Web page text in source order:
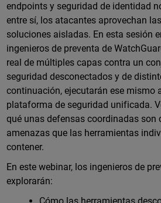
endpoints y seguridad de identidad
entre sí, los atacantes aprovechan
soluciones aisladas. En esta sesión
ingenieros de preventa de
real de múltiples capas contra un
seguridad desconectados y de
continuación, ejecutarán ese mismo
plataforma de seguridad unificada.
qué unas defensas coordinadas son
amenazas que las herramientas
contener.
En este webinar, los ingenieros de
explorarán: